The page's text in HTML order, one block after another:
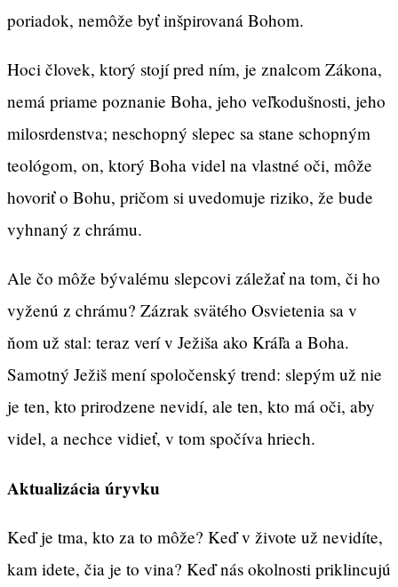
poriadok, nemôže byť inšpirovaná Bohom.
Hoci človek, ktorý stojí pred ním, je znalcom Zákona,
nemá priame poznanie Boha, jeho veľkodušnosti, jeho
milosrdenstva; neschopný slepec sa stane schopným
teológom, on, ktorý Boha videl na vlastné oči, môže
hovoriť o Bohu, pričom si uvedomuje riziko, že bude
vyhnaný z chrámu.
Ale čo môže bývalému slepcovi záležať na tom, či ho
vyženú z chrámu? Zázrak svätého Osvietenia sa v
ňom už stal: teraz verí v Ježiša ako Kráľa a Boha.
Samotný Ježiš mení spoločenský trend: slepým už nie
je ten, kto prirodzene nevidí, ale ten, kto má oči, aby
videl, a nechce vidieť, v tom spočíva hriech.
Aktualizácia úryvku
Keď je tma, kto za to môže? Keď v živote už nevidíte,
kam idete, čia je to vina? Keď nás okolnosti priklincujú